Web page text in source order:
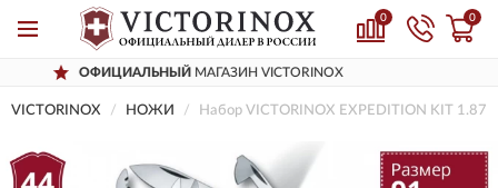
0 0
МАГАЗИН VICTORINOX
VICTORINOX НОЖИ Набор VICTORINOX EXPEDITION KIT